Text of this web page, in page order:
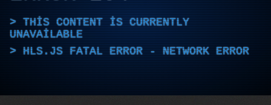
THIS CONTENT IS CURRENTLY
UNAVAILABLE
HLS.JS FATAL ERROR - NETWORK ERROR